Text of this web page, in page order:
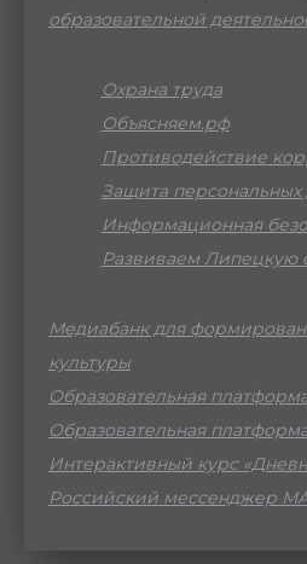
образовательной
Охрана труда
Объясняем.рф
Противодействие
Защита персональных
Информационная
Развиваем Липецкую
Медиабанк для
культуры
Образовательная
Образовательная
Интерактивный курс
Российский мессенджер